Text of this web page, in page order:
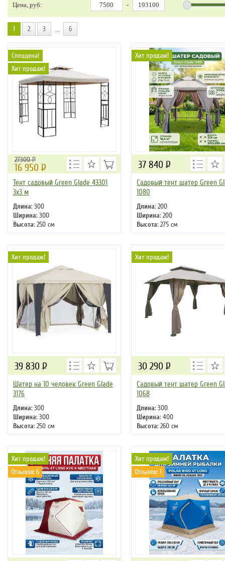
Цена, руб:
-
1 2 3 6
Спеццена!
Хит продаж!
Тент садовый Green Glade 43301
3х3 м
Длина: 300
Ширина: 300
Высота: 250 см
Цвет: бежевый
27300 Р
16 950 Р
Хит продаж!
Садовый тент шатер Green
1080
Длина: 200
Ширина: 200
Высота: 275 см
Цвет: бежевый
37 840 Р
Хит продаж!
Шатер на 10 человек Green Glade
3176
Длина: 300
Ширина: 300
Высота: 250 см
Цвет: бежевый
39 830 Р
Хит продаж!
Садовый тент шатер Green
1068
Длина: 300
Ширина: 400
Высота: 260 см
Цвет: коричневый
30 290 Р
Хит продаж!
Отзывов: 6
Хит продаж!
Отзывов: 1